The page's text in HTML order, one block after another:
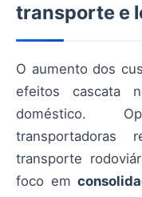
transporte e
O aumento dos
efeitos cascata
doméstico.
transportadoras
transporte
foco em